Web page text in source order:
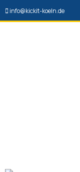
info@kickit-koeln.de